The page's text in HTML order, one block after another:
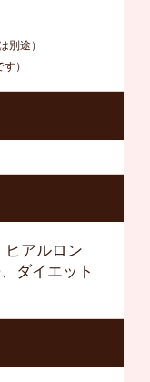
別途）
）
アルロン
ダイエット